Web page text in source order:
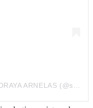
Una publicación compartida de SORAYA ARNELAS (@soraya82)